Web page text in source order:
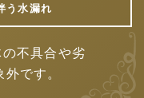
う水漏れ
不具合や劣
です。